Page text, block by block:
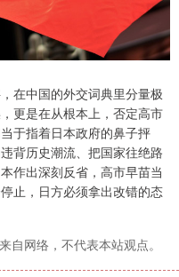
在中国的外交词典里分量极
更是在从根本上，否定高市
于指着日本政府的鼻子抨
背历史潮流、把国家往绝路
作出深刻反省，高市早苗当
止，日方必须拿出改错的态
自网络，不代表本站观点。